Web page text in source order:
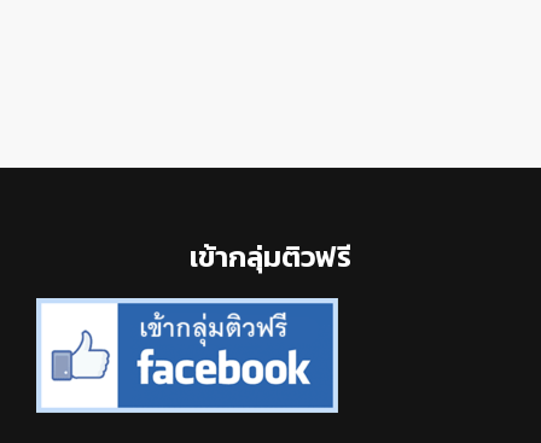
เข้ากลุ่มติวฟรี